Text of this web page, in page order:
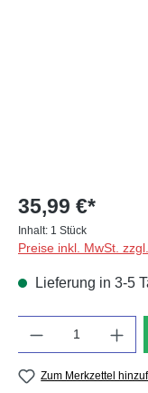
35,99 €*
Inhalt: 1 Stück
Preise inkl. MwSt.
Lieferung in 3-5
Zum Merkzettel